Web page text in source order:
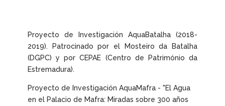
Proyecto de InvestigaciónAquaBatalha (2018-
2019). Patrocinado por el Mosteiro da Batalha
(DGPC) y por CEPAE (Centro de Património da
Estremadura).
Proyecto de Investigación AquaMafra- "El Agua
en el Palacio de Mafra: Miradas sobre 300 años